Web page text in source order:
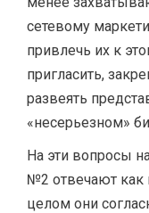
сетевому
привлечь их к
пригласить,
развеять
«несерьезном»
На эти вопросы
№2 отвечают
целом они